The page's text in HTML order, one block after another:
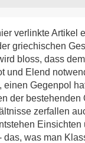
verlinkte Artikel
griechischen
bloss, dass
und Elend
einen Gegenpol
der bestehenden
zerfallen
Einsichten
das, was man